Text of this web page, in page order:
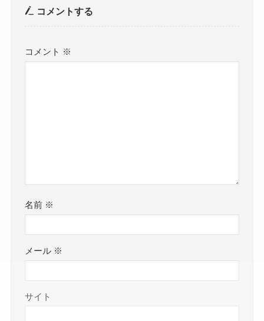
コメントする
コメント ※
名前 ※
メール ※
サイト